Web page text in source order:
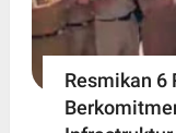
Resmikan 6